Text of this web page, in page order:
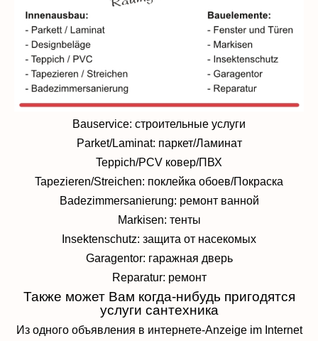
Bauservice: строительные услуги
Parket/Laminat: паркет/Ламинат
Teppich/PCV ковер/ПВХ
Tapezieren/Streichen: поклейка обоев/Покраска
Badezimmersanierung: ремонт ванной
Markisen: тенты
Insektenschutz: защита от насекомых
Garagentor: гаражная дверь
Reparatur: ремонт
Также может Вам когда-нибудь пригодятся
услуги сантехника
Из одного объявления в интернете-Anzeige im Internet